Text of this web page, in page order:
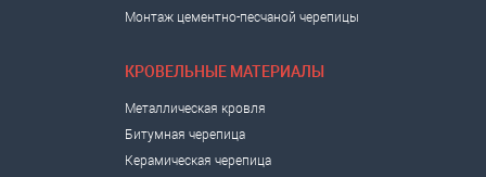
Монтаж цементно-песчаной черепицы
КРОВЕЛЬНЫЕ МАТЕРИАЛЫ
Металлическая кровля
Битумная черепица
Керамическая черепица